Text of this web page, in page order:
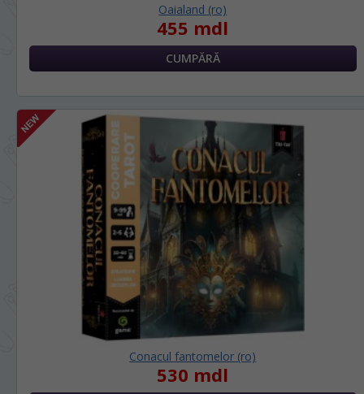
Oaialand (ro)
455 mdl
Conacul fantomelor (ro)
530 mdl